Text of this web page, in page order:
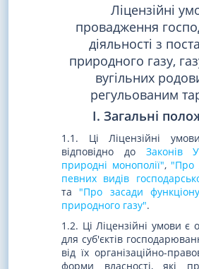
Ліцензійні
провадження
діяльності з
природного газу,
вугільних
регульованим
I. Загальні
1.1. Ці Ліцензійні
відповідно до Законів
природні монополії", "Про
певних видів
та "Про засади
природного газу".
1.2. Ці Ліцензійні умови є
для суб'єктів
від їх організаційно-
форми власності, які